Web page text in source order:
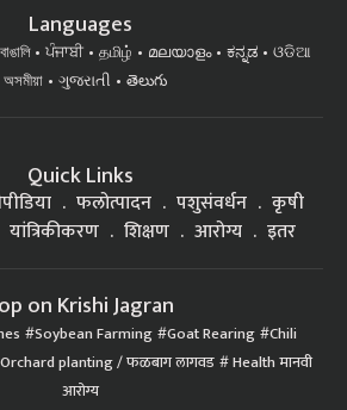
Languages
বাঙালি ਪੰਜਾਬੀ தமிழ் മലയാളം ಕನ್ನಡ
ଓଡିଆ
অসমীয়া
ગુજરાતી తెలుగు
Quick Links
फलोत्पादन पशुसंवर्धन
कृषी
यांत्रिकीकरण शिक्षण आरोग्य इतर
on Krishi Jagran
Soybean Farming Goat Rearing Chili
Orchard planting / फळबाग लागवड Health मानवी
आरोग्य